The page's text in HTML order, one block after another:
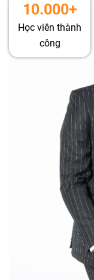
10.000+
Học viên thành
công